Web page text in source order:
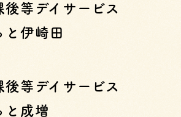
後等デイサービス
と伊崎田
後等デイサービス
と成増